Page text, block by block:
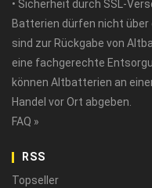
• Sicherheit durch SSL-
Batterien dürfen nicht über
sind zur Rückgabe von
eine fachgerechte
können Altbatterien an
Handel vor Ort abgeben.
FAQ »
RSS
Topseller